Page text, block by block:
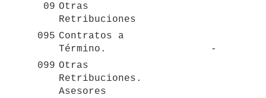
09 Otras
Retribuciones
095 Contratos a
Término.
-
099 Otras
Retribuciones.
Asesores